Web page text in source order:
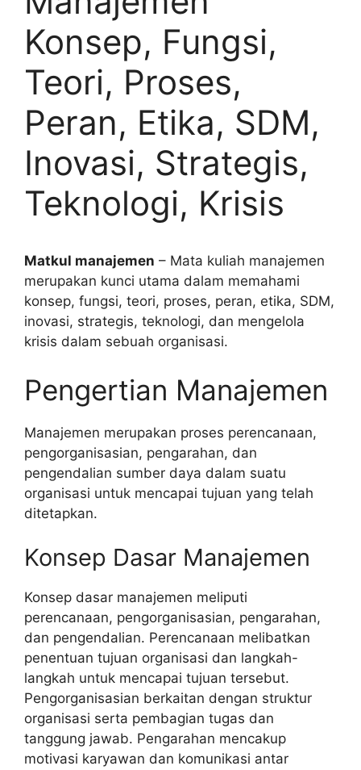
Konsep, Fungsi,
Teori, Proses,
Peran, Etika, SDM,
Inovasi, Strategis,
Teknologi, Krisis
Matkul manajemen – Mata kuliah manajemen
merupakan kunci utama dalam memahami
konsep, fungsi, teori, proses, peran, etika, SDM,
inovasi, strategis, teknologi, dan mengelola
krisis dalam sebuah organisasi.
Pengertian Manajemen
Manajemen merupakan proses perencanaan,
pengorganisasian, pengarahan, dan
pengendalian sumber daya dalam suatu
organisasi untuk mencapai tujuan yang telah
ditetapkan.
Konsep Dasar Manajemen
Konsep dasar manajemen meliputi
perencanaan, pengorganisasian, pengarahan,
dan pengendalian. Perencanaan melibatkan
penentuan tujuan organisasi dan langkah-
langkah untuk mencapai tujuan tersebut.
Pengorganisasian berkaitan dengan struktur
organisasi serta pembagian tugas dan
tanggung jawab. Pengarahan mencakup
motivasi karyawan dan komunikasi antar